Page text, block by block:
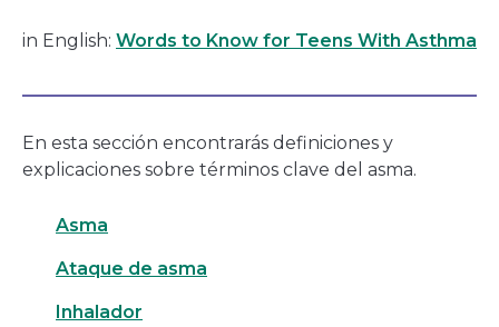
in English: Words to Know for Teens With Asthma
En esta sección encontrarás definiciones y
explicaciones sobre términos clave del asma.
Asma
Ataque de asma
Inhalador